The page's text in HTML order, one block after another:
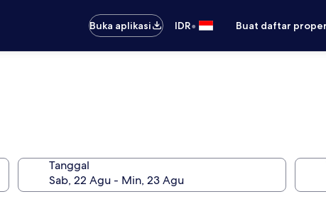
Buka aplikasi
IDR• Buat daftar
Tanggal